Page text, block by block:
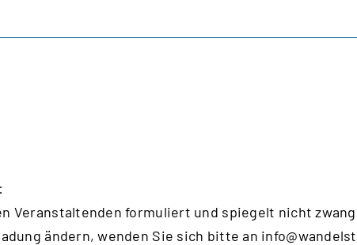
Veranstaltenden formuliert und spiegelt nicht
ändern, wenden Sie sich bitte an